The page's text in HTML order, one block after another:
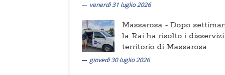
venerdì 31 luglio 2026
Massarosa - Dopo
la Rai ha risolto i
territorio di Massarosa
giovedì 30 luglio 2026